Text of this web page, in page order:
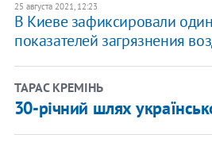
25 августа 2021, 12:23
В Киеве зафиксировали
показателей загрязнения
ТАРАС КРЕМІНЬ
30-річний шлях